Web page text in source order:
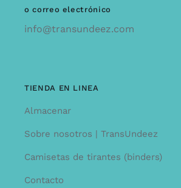
o correo electrónico
info@transundeez.com
TIENDA EN LINEA
Almacenar
Sobre nosotros | TransUndeez
Camisetas de tirantes (binders)
Contacto